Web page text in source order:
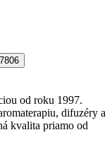
od roku 1997.
difuzéry a
kvalita priamo od